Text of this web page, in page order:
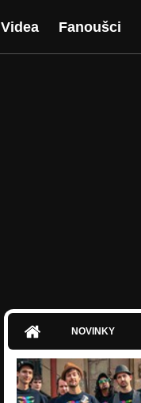
Videa Fanoušci
NOVINKY